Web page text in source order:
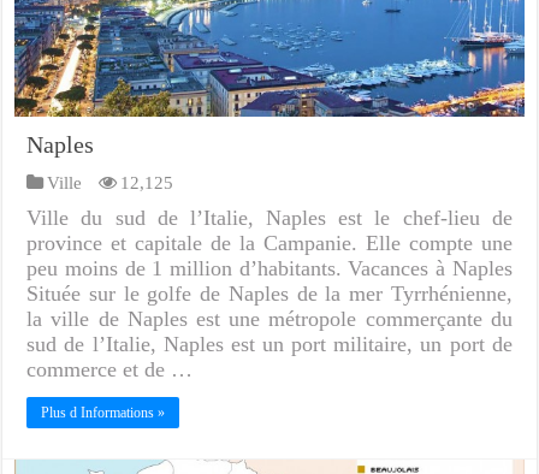
Naples
Ville 12,125
Ville du sud de l’Italie, Naples est le chef-lieu de
province et capitale de la Campanie. Elle compte une
peu moins de 1 million d’habitants. Vacances à Naples
Située sur le golfe de Naples de la mer Tyrrhénienne,
la ville de Naples est une métropole commerçante du
sud de l’Italie, Naples est un port militaire, un port de
commerce et de …
Plus d Informations »